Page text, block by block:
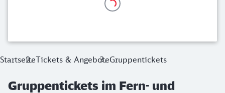
StartseiteTickets & AngeboteGruppentickets
Gruppentickets im Fern- und